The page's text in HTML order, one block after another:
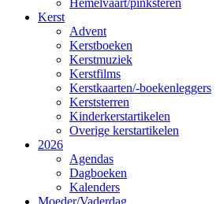
Hemelvaart/pinksteren
Kerst
Advent
Kerstboeken
Kerstmuziek
Kerstfilms
Kerstkaarten/-boekenleggers
Kerststerren
Kinderkerstartikelen
Overige kerstartikelen
2026
Agendas
Dagboeken
Kalenders
Moeder/Vaderdag